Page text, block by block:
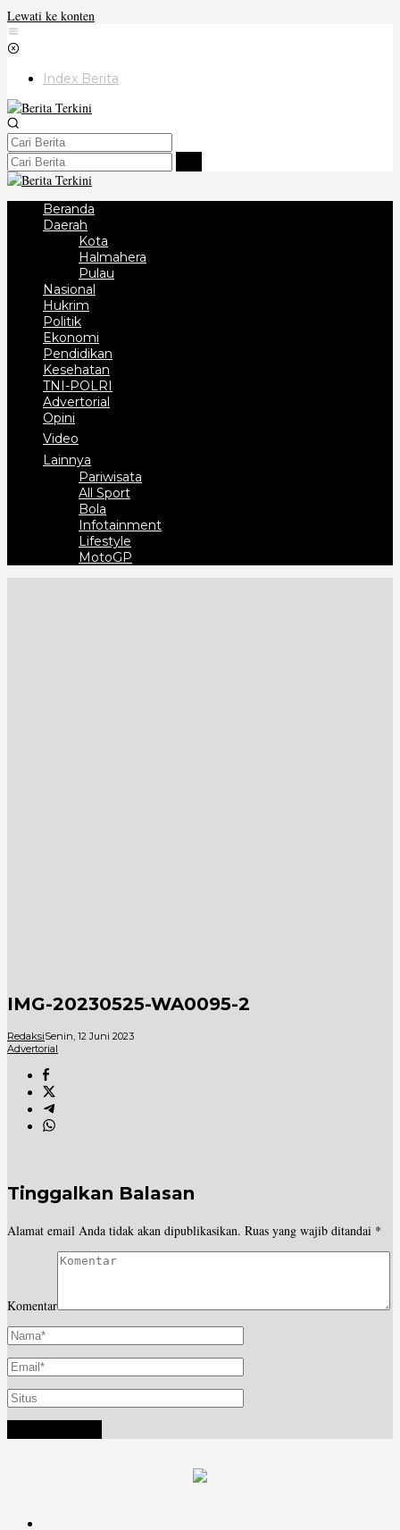
Lewati ke konten
Index Berita
Beranda
Daerah
Kota
Halmahera
Pulau
Nasional
Hukrim
Politik
Ekonomi
Pendidikan
Kesehatan
TNI-POLRI
Advertorial
Opini
Video
Lainnya
Pariwisata
All Sport
Bola
Infotainment
Lifestyle
MotoGP
IMG-20230525-WA0095-2
RedaksiSenin, 12 Juni 2023
Advertorial
Tinggalkan Balasan
Alamat email Anda tidak akan dipublikasikan. Ruas yang wajib ditandai *
Komentar